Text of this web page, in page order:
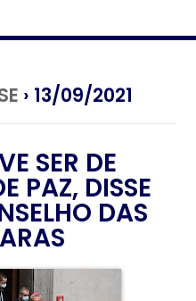
› 13/09/2021
SER DE
PAZ, DISSE
DAS